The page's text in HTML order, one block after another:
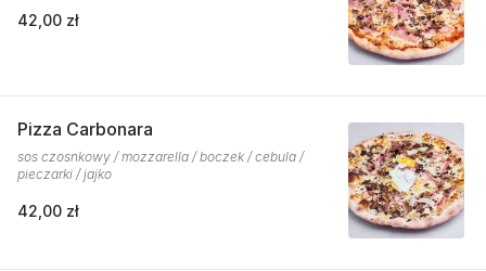
42,00 zł
Pizza Carbonara
sos czosnkowy / mozzarella / boczek / cebula /
pieczarki / jajko
42,00 zł